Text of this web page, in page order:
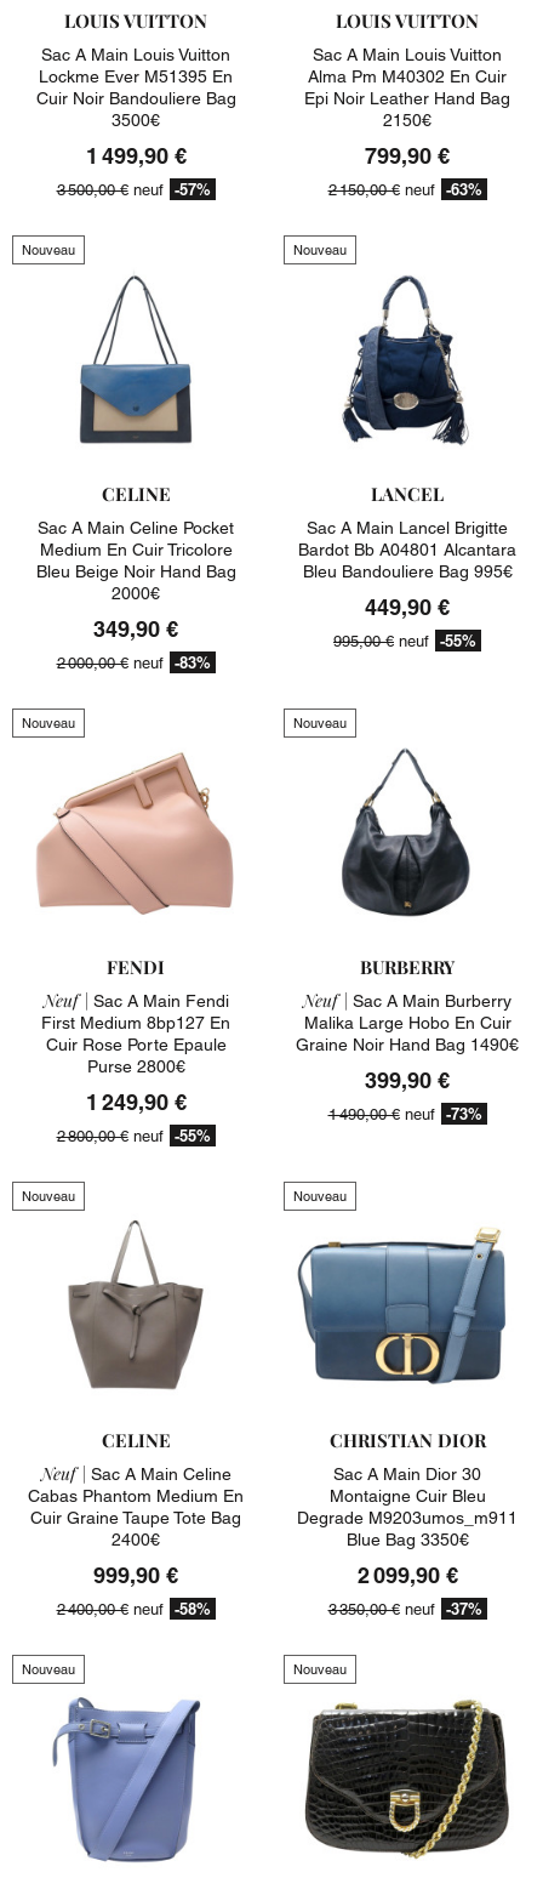
LOUIS VUITTON
Sac A Main Louis Vuitton
Lockme Ever M51395 En
Cuir Noir Bandouliere Bag
3500€
1 499,90 €
3 500,00 €neuf -57%
LOUIS VUITTON
Sac A Main Louis Vuitton
Alma Pm M40302 En Cuir
Epi Noir Leather Hand Bag
2150€
799,90 €
2 150,00 €neuf -63%
Nouveau
CELINE
Sac A Main Celine Pocket
Medium En Cuir Tricolore
Bleu Beige Noir Hand Bag
2000€
349,90 €
2 000,00 €neuf -83%
Nouveau
LANCEL
Sac A Main Lancel Brigitte
Bardot Bb A04801 Alcantara
Bleu Bandouliere Bag 995€
449,90 €
995,00 € neuf -55%
Nouveau
FENDI
Neuf | Sac A Main Fendi
First Medium 8bp127 En
Cuir Rose Porte Epaule
Purse 2800€
1 249,90 €
2 800,00 €neuf -55%
Nouveau
BURBERRY
Neuf | Sac A Main Burberry
Malika Large Hobo En Cuir
Graine Noir Hand Bag 1490€
399,90 €
1 490,00 €neuf -73%
Nouveau
CELINE
Neuf | Sac A Main Celine
Cabas Phantom Medium En
Cuir Graine Taupe Tote Bag
2400€
999,90 €
2 400,00 €neuf -58%
Nouveau
CHRISTIAN DIOR
Sac A Main Dior 30
Montaigne Cuir Bleu
Degrade M9203umos_m911
Blue Bag 3350€
2 099,90 €
3 350,00 €neuf -37%
Nouveau Nouveau